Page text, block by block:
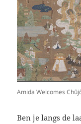
Amida Welcomes
Ben je langs de